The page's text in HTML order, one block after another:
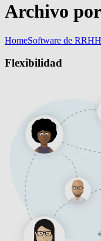
Archivo
HomeSoftware de
Flexibilidad